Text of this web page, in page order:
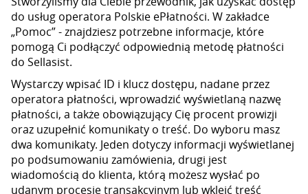
do usług operatora Polskie ePłatności. W zakładce
„Pomoc” - znajdziesz potrzebne informacje, które
pomogą Ci podłączyć odpowiednią metodę płatności
do Sellasist.
Wystarczy wpisać ID i klucz dostępu, nadane przez
operatora płatności, wprowadzić wyświetlaną nazwę
płatności, a także obowiązujący Cię procent prowizji
oraz uzupełnić komunikaty o treść. Do wyboru masz
dwa komunikaty. Jeden dotyczy informacji wyświetlanej
po podsumowaniu zamówienia, drugi jest
wiadomością do klienta, którą możesz wysłać po
udanym procesie transakcyjnym lub wkleić treść